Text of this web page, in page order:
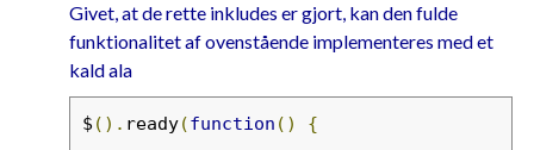
Givet, at de rette inkludes er gjort, kan den fulde
funktionalitet af ovenstående implementeres med et
kald ala
$ (). ready(function () {